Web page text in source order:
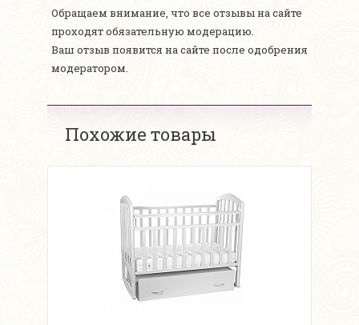
Обращаем внимание, что все отзывы на сайте
проходят обязательную модерацию.
Ваш отзыв появится на сайте после одобрения
модератором.
Похожие товары